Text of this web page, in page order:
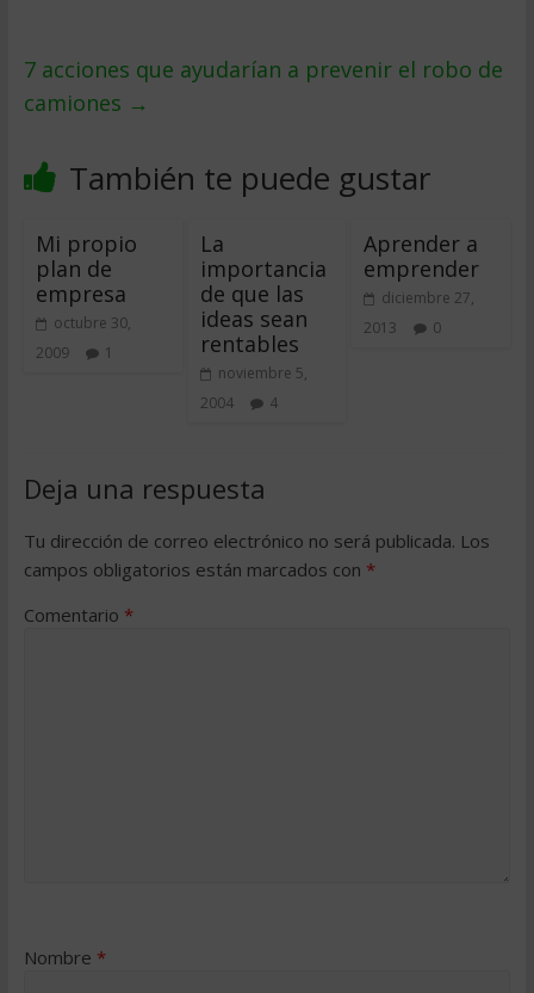
7 acciones que ayudarían a prevenir el robo de
camiones →
También te puede gustar
Mi propio
plan de
empresa
octubre 30,
2009
1
La
importancia
de que las
ideas sean
rentables
noviembre 5,
2004
4
Aprender a
emprender
diciembre 27,
2013
0
Deja una respuesta
Tu dirección de correo electrónico no será publicada. Los
campos obligatorios están marcados con *
Comentario *
Nombre *